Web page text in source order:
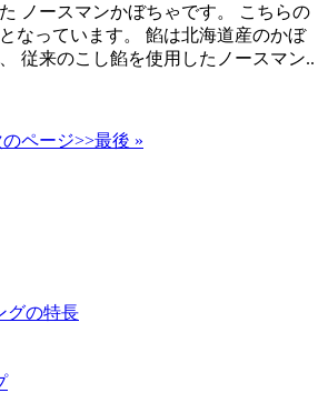
ノースマンかぼちゃです。 こちらの
なっています。 餡は北海道産のかぼ
従来のこし餡を使用したノースマン..
のページ>>最後 »
グの特長